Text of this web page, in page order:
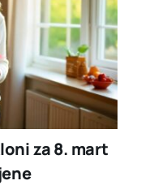
za 8. mart